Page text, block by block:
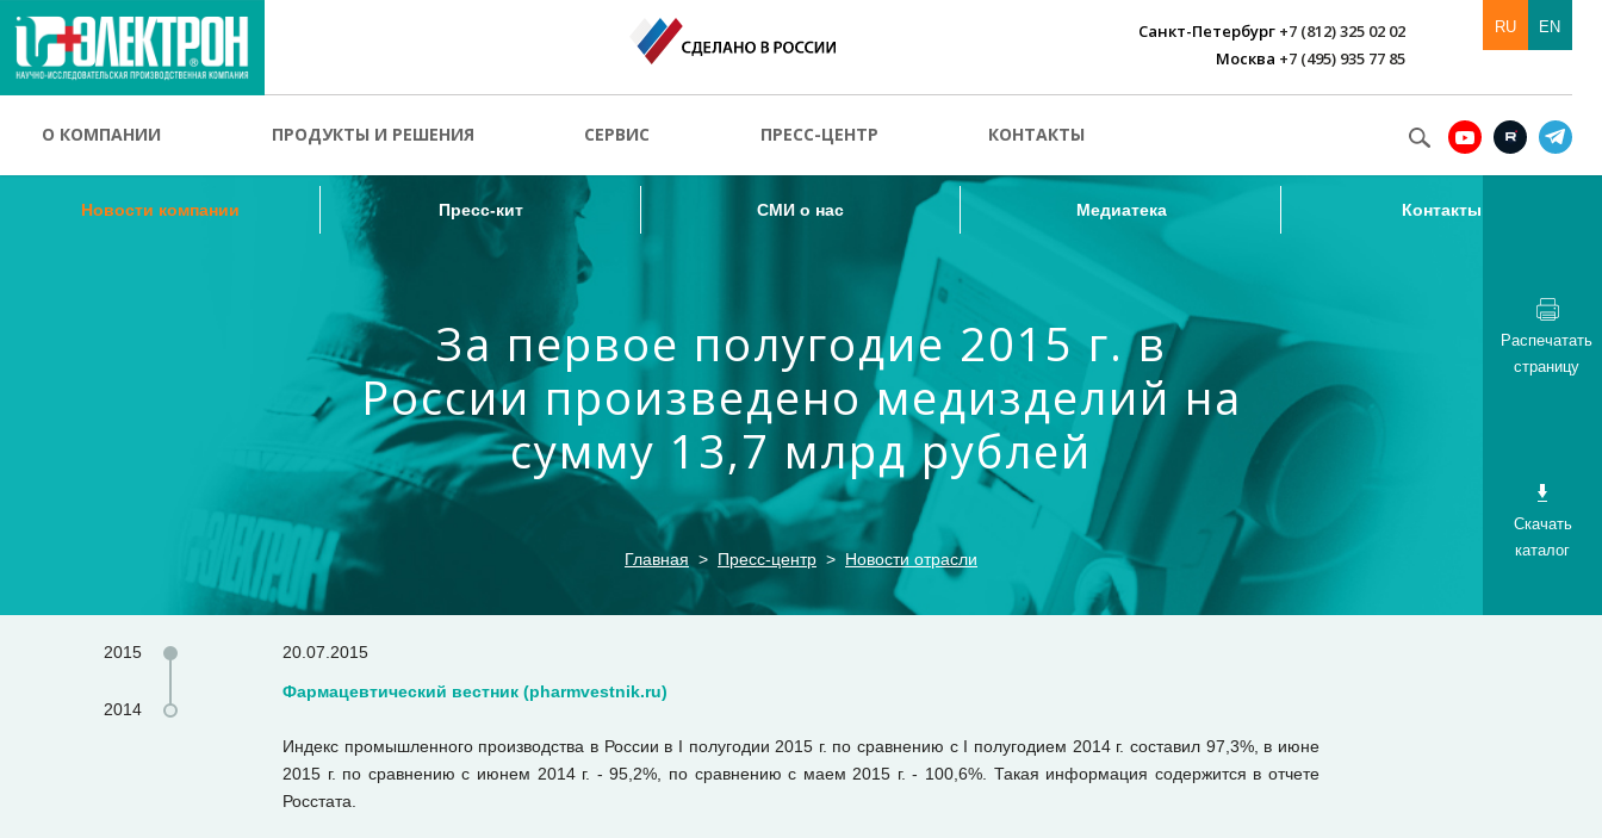
Санкт-Петербург +7 (812) 325 02 02
Москва +7 (495) 935 77 85
RU EN
О КОМПАНИИ ПРОДУКТЫ И РЕШЕНИЯ СЕРВИС ПРЕСС-ЦЕНТР КОНТАКТЫ
Новости компании Пресс-кит СМИ о нас Медиатека Контакты
Новости компании Пресс-кит СМИ о нас Медиатека Контакты
За первое полугодие 2015 г. в
России произведено медизделий на
сумму 13,7 млрд рублей
Главная Пресс-центр Новости отрасли
Распечатать
страницу
Скачать
каталог
2015
2014
20.07.2015
Фармацевтический вестник (pharmvestnik.ru)
Индекс промышленного производства в России в I полугодии 2015 г. по сравнению с I полугодием 2014 г. составил 97,3%, в июне
2015 г. по сравнению с июнем 2014 г. - 95,2%, по сравнению с маем 2015 г. - 100,6%. Такая информация содержится в отчете
Росстата.